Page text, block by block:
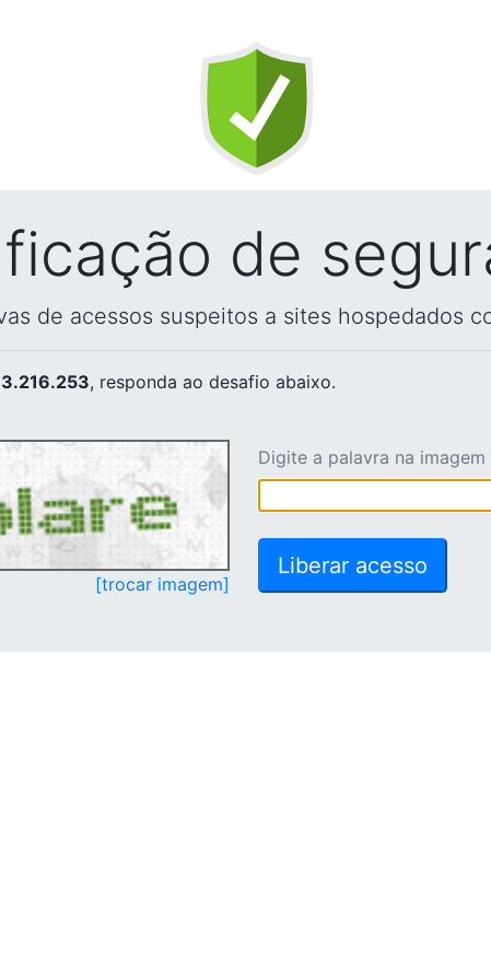
de
de acessos suspeitos a sites hospedados
, responda ao desafio abaixo.
[trocar imagem]
Digite a palavra na